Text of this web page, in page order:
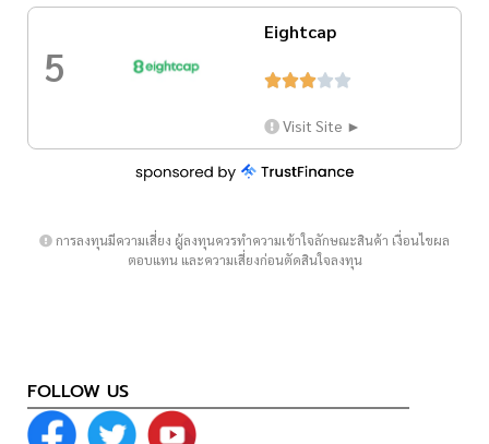
5
Eightcap

Visit Site ►
การลงทุนมีความเสี่ยง ผู้ลงทุนควรทำความเข้าใจลักษณะสินค้า เงื่อนไขผล
ตอบแทน และความเสี่ยงก่อนตัดสินใจลงทุน
FOLLOW US